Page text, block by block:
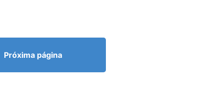
Próxima página